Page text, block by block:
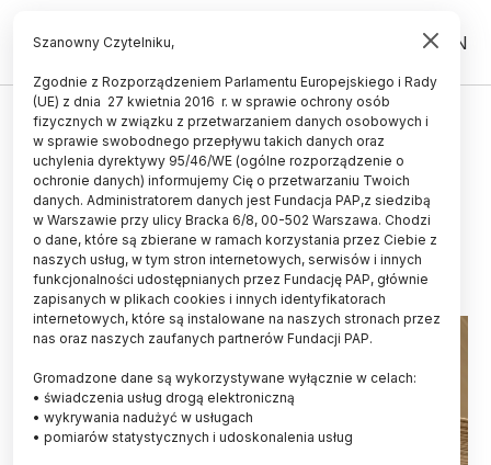
PL EN
Archeolodzy: bielskie wzgórze
zamkowe było zamieszkałe już w
XIII w.
16.12.2015
aktualizacja: 16.12.2015
3 minuty czytania
Szanowny Czytelniku,
Zgodnie z Rozporządzeniem Parlamentu Europejskiego i Rady
(UE) z dnia 27 kwietnia 2016 r. w sprawie ochrony osób
fizycznych w związku z przetwarzaniem danych osobowych i
w sprawie swobodnego przepływu takich danych oraz
uchylenia dyrektywy 95/46/WE (ogólne rozporządzenie o
ochronie danych) informujemy Cię o przetwarzaniu Twoich
danych. Administratorem danych jest Fundacja PAP,z siedzibą
w Warszawie przy ulicy Bracka 6/8, 00-502 Warszawa. Chodzi
o dane, które są zbierane w ramach korzystania przez Ciebie z
naszych usług, w tym stron internetowych, serwisów i innych
funkcjonalności udostępnianych przez Fundację PAP, głównie
zapisanych w plikach cookies i innych identyfikatorach
internetowych, które są instalowane na naszych stronach przez
nas oraz naszych zaufanych partnerów Fundacji PAP.
Gromadzone dane są wykorzystywane wyłącznie w celach:
• świadczenia usług drogą elektroniczną
• wykrywania nadużyć w usługach
• pomiarów statystycznych i udoskonalenia usług